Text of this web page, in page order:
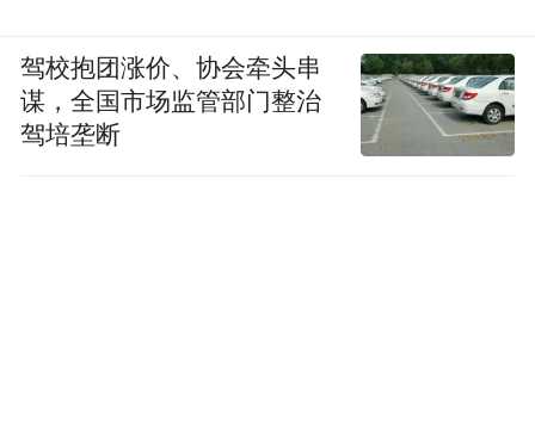
驾校抱团涨价、协会牵头串
谋，全国市场监管部门整治
驾培垄断